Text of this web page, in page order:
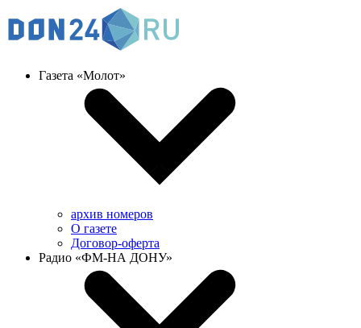
Газета «Молот»
архив номеров
О газете
Договор-оферта
Радио «ФМ-НА ДОНУ»